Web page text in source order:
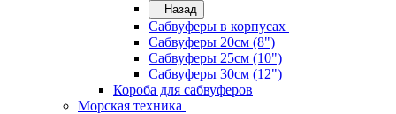
Назад
Сабвуферы в корпусах
Сабвуферы 20см (8")
Сабвуферы 25см (10")
Сабвуферы 30см (12")
Короба для сабвуферов
Морская техника